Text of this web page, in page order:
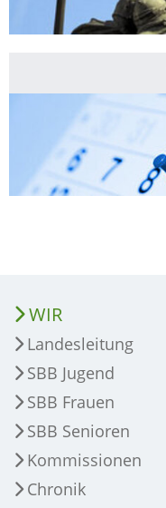
WIR
Landesleitung
SBB Jugend
SBB Frauen
SBB Senioren
Kommissionen
Chronik